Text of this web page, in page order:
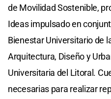
de Movilidad Sostenible,
Ideas impulsado en
Bienestar Universitario de
Arquitectura, Diseño y
Universitaria del Litoral.
necesarias para realizar